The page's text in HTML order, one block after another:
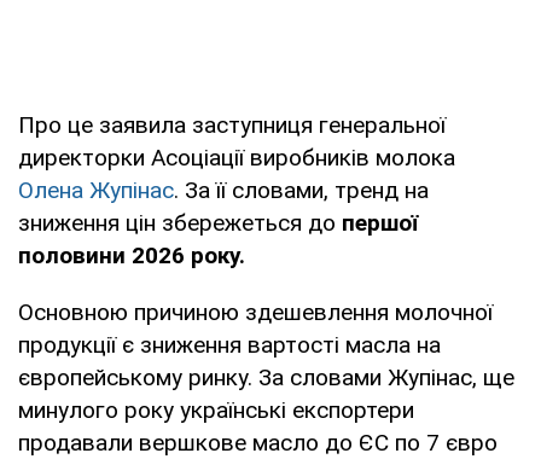
Про це заявила заступниця генеральної
директорки Асоціації виробників молока
Олена Жупінас. За її словами, тренд на
зниження цін збережеться до першої
половини 2026 року.
Основною причиною здешевлення молочної
продукції є зниження вартості масла на
європейському ринку. За словами Жупінас, ще
минулого року українські експортери
продавали вершкове масло до ЄС по 7 євро